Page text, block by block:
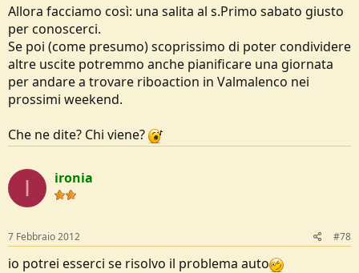
Allora facciamo così: una salita al s.Primo sabato giusto
per conoscerci.
Se poi (come presumo) scoprissimo di poter condividere
altre uscite potremmo anche pianificare una giornata
per andare a trovare riboaction in Valmalenco nei
prossimi weekend.
Che ne dite? Chi viene?
I ironia
7 Febbraio 2012 #78
io potrei esserci se risolvo il problema auto